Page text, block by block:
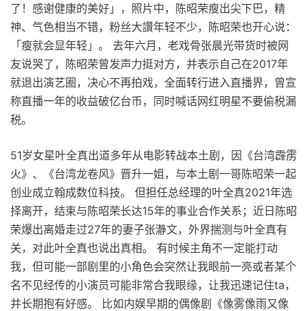
了！感谢健康的美好」，照片中，陈昭荣瘦出尖下巴，精
神、气色相当不错，粉丝大讚年轻不少，陈昭荣也开心说：
「瘦就会显年轻」。 去年六月，老戏骨张晨光带货时被网
友说哭了，陈昭荣曾发声力挺对方，并表示自己在2017年
就退出演艺圈，决心不再拍戏，全面转行进入直播界，曾宣
称直播一年的收益破亿台币，同时喊话网红明星不要偷税漏
税。
51岁女星叶全真出道多年从电影转战本土剧，因《台湾霹雳
火》、《台湾龙卷风》晋升一姐，与本土剧一哥陈昭荣一起
创业成立翰成数位科技。 但担任总经理的叶全真2021年选
择离开，结束与陈昭荣长达15年的事业合作关系；近日陈昭
荣爆出离婚走过27年的妻子张瀞文，外界揣测与叶全真有
关，对此叶全真也说出真相。 有时候主角不一定能打动
我，但可能一部剧里的小角色会突然让我眼前一亮或者某个
名不见经传的小演员可能非常合我眼缘，让我迅速记住ta，
并长期抱有好感。 比如内娱早期的偶像剧《像雾像雨又像